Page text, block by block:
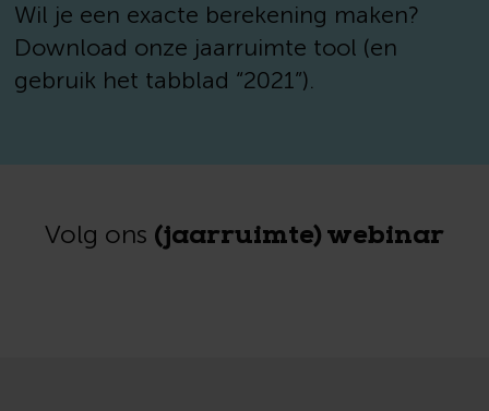
Wil je een exacte berekening maken?
Download onze jaarruimte tool (en
gebruik het tabblad “2021”).
Volg ons (jaarruimte) webinar